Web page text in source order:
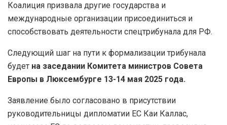
Коалиция призвала другие государства и
международные организации присоединиться и
способствовать деятельности спецтрибунала для РФ.
Следующий шаг на пути к формализации трибунала
будет на заседании Комитета министров Совета
Европы в Люксембурге 13-14 мая 2025 года.
Заявление было согласовано в присутствии
руководительницы дипломатии ЕС Каи Каллас,